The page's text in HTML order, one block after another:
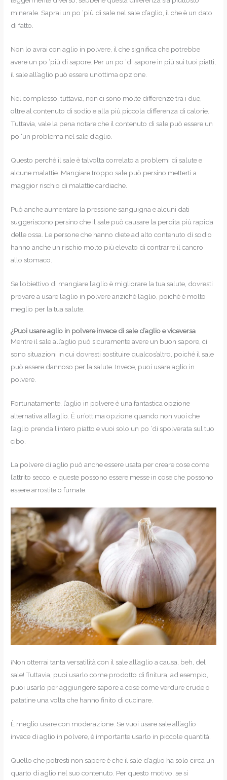
minerale. Saprai un po ‘più di sale nel sale d’aglio, il che è un dato
di fatto.
Non lo avrai con aglio in polvere, il che significa che potrebbe
avere un po ‘più di sapore. Per un po ‘di sapore in più sui tuoi piatti,
il sale all’aglio può essere un’ottima opzione.
Nel complesso, tuttavia, non ci sono molte differenze tra i due,
oltre al contenuto di sodio e alla più piccola differenza di calorie.
Tuttavia, vale la pena notare che il contenuto di sale può essere un
po ‘un problema nel sale d’aglio.
Questo perché il sale è talvolta correlato a problemi di salute e
alcune malattie. Mangiare troppo sale può persino metterti a
maggior rischio di malattie cardiache.
Può anche aumentare la pressione sanguigna e alcuni dati
suggeriscono persino che il sale può causare la perdita più rapida
delle ossa. Le persone che hanno diete ad alto contenuto di sodio
hanno anche un rischio molto più elevato di contrarre il cancro
allo stomaco.
Se l’obiettivo di mangiare l’aglio è migliorare la tua salute, dovresti
provare a usare l’aglio in polvere anziché l’aglio, poiché è molto
meglio per la tua salute.
¿Puoi usare aglio in polvere invece di sale d’aglio e viceversa
Mentre il sale all’aglio può sicuramente avere un buon sapore, ci
sono situazioni in cui dovresti sostituire qualcos’altro, poiché il sale
può essere dannoso per la salute. Invece, puoi usare aglio in
polvere.
Fortunatamente, l’aglio in polvere è una fantastica opzione
alternativa all’aglio. È un’ottima opzione quando non vuoi che
l’aglio prenda l’intero piatto e vuoi solo un po ‘di spolverata sul tuo
cibo.
La polvere di aglio può anche essere usata per creare cose come
l’attrito secco, e queste possono essere messe in cose che possono
essere arrostite o fumate.
¡Non otterrai tanta versatilità con il sale all’aglio a causa, beh, del
sale! Tuttavia, puoi usarlo come prodotto di finitura; ad esempio,
puoi usarlo per aggiungere sapore a cose come verdure crude o
patatine una volta che hanno finito di cucinare.
È meglio usare con moderazione. Se vuoi usare sale all’aglio
invece di aglio in polvere, è importante usarlo in piccole quantità.
Quello che potresti non sapere è che il sale d’aglio ha solo circa un
quarto di aglio nel suo contenuto. Per questo motivo, se si